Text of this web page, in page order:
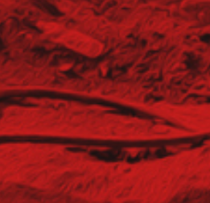
sprzętowej (K/M)
M)
(K/M)
budowlanych (K/M)
(K/M)